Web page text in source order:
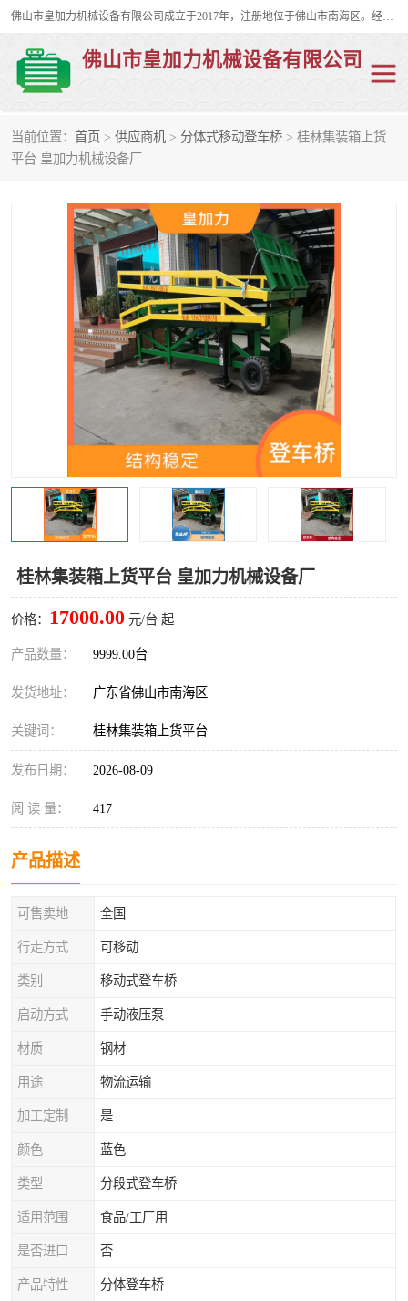
佛山市皇加力机械设备有限公司成立于2017年，注册地位于佛山市南海区。经营范围包括：其他机械设备及电子产品批发、电气设备批发、贸易代理、五金产品批发等；主要产品有：移动式登车桥、叉车装卸货平台、移动式升降机、升降货梯、油桶夹具、电动堆高车。
佛山市皇加力机械设备有限公司
当前位置： 首页 > 供应商机 > 分体式移动登车桥 > 桂林集装箱上货
平台 皇加力机械设备厂
桂林集装箱上货平台 皇加力机械设备厂
价格： 17000.00 元/台 起
产品数量： 9999.00台
发货地址： 广东省佛山市南海区
关键词： 桂林集装箱上货平台
发布日期： 2026-08-09
阅 读 量： 417
产品描述
可售卖地 全国
行走方式 可移动
类别 移动式登车桥
启动方式 手动液压泵
材质 钢材
用途 物流运输
加工定制 是
颜色 蓝色
类型 分段式登车桥
适用范围 食品/工厂用
是否进口 否
产品特性 分体登车桥
移动式登车桥
步行式电动堆高车 移动登车台
叉车装卸货平台 电动搬运车
移动式升降平台 升降货梯
集装箱装柜平台 油桶夹具